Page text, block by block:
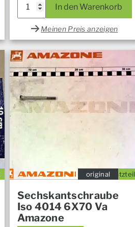
In den Warenkorb
Meinen Preis anzeigen
Ersatzteil
original
Sechskantschraube
Iso 4014 6X70 Va
Amazone